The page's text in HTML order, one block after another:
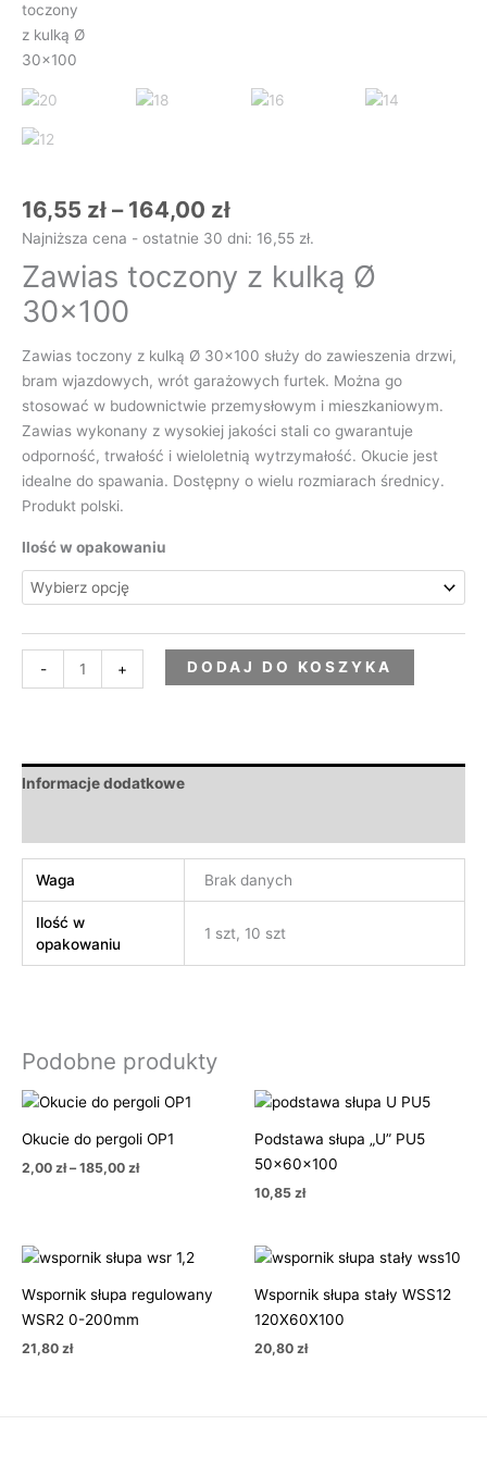
16,55 zł – 164,00 zł
Najniższa cena - ostatnie 30 dni: 16,55 zł.
Zawias toczony z kulką Ø
30×100
Zawias toczony z kulką Ø 30×100 służy do zawieszenia drzwi,
bram wjazdowych, wrót garażowych furtek. Można go
stosować w budownictwie przemysłowym i mieszkaniowym.
Zawias wykonany z wysokiej jakości stali co gwarantuje
odporność, trwałość i wieloletnią wytrzymałość. Okucie jest
idealne do spawania. Dostępny o wielu rozmiarach średnicy.
Produkt polski.
Ilość w opakowaniu
- + DODAJ DO KOSZYKA
Informacje dodatkowe
Waga Brak danych
Ilość w
opakowaniu
1 szt, 10 szt
Podobne produkty
Okucie do pergoli OP1
2,00 zł – 185,00 zł
Zakres
cen:
od
2,00 zł
do
Podstawa słupa „U” PU5
50x60x100
10,85 zł
Wspornik słupa regulowany
WSR2 0-200mm
21,80 zł
Wspornik słupa stały WSS12
120X60X100
20,80 zł